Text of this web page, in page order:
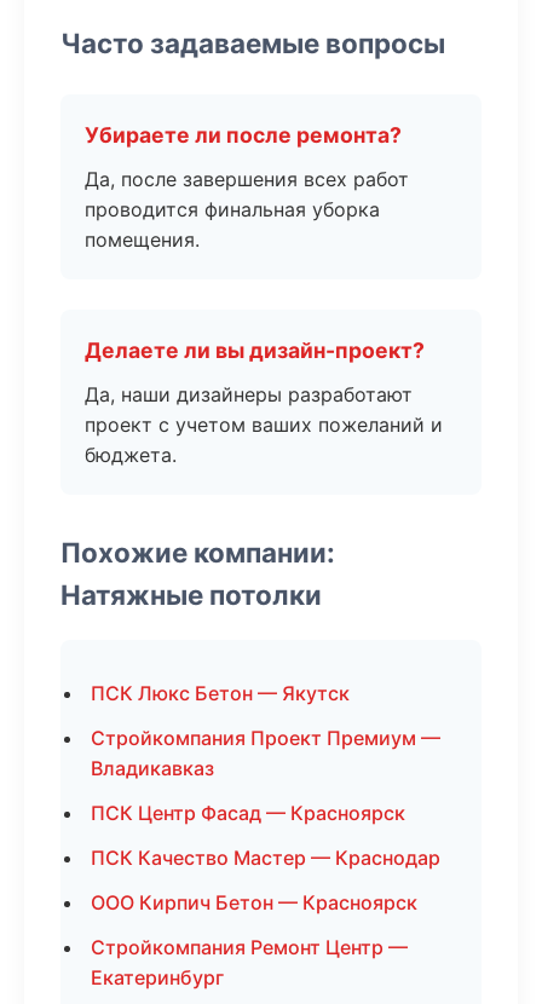
Часто задаваемые вопросы
Убираете ли после ремонта?
Да, после завершения всех работ
проводится финальная уборка
помещения.
Делаете ли вы дизайн-проект?
Да, наши дизайнеры разработают
проект с учетом ваших пожеланий и
бюджета.
Похожие компании:
Натяжные потолки
ПСК Люкс Бетон — Якутск
Стройкомпания Проект Премиум —
Владикавказ
ПСК Центр Фасад — Красноярск
ПСК Качество Мастер — Краснодар
ООО Кирпич Бетон — Красноярск
Стройкомпания Ремонт Центр —
Екатеринбург